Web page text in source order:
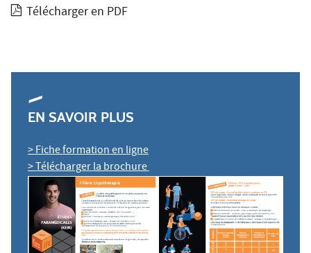
Télécharger en PDF
EN SAVOIR PLUS
> Fiche formation en ligne
> Télécharger la brochure